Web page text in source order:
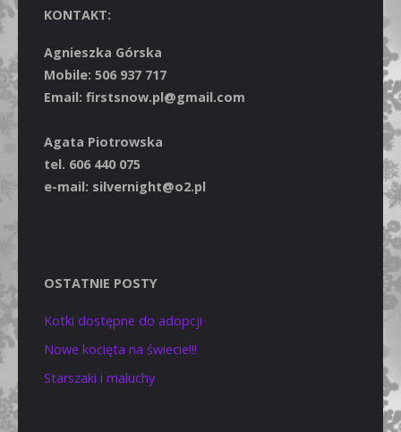
KONTAKT:
Agnieszka Górska
Mobile: 506 937 717
Email: firstsnow.pl@gmail.com
Agata Piotrowska
tel. 606 440 075
e-mail: silvernight@o2.pl
OSTATNIE POSTY
Kotki dostępne do adopcji
Nowe kocięta na świecie!!!
Starszaki i maluchy